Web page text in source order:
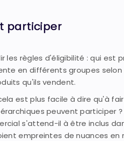
participer
les règles d'éligibilité : qui est
en différents groupes selon
qu'ils vendent.
est plus facile à dire qu'à
peuvent participer
s'attend-il à être inclus
empreintes de nuances